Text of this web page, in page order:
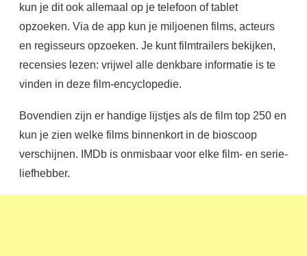
kun je dit ook allemaal op je telefoon of tablet
opzoeken. Via de app kun je miljoenen films, acteurs
en regisseurs opzoeken. Je kunt filmtrailers bekijken,
recensies lezen: vrijwel alle denkbare informatie is te
vinden in deze film-encyclopedie.
Bovendien zijn er handige lijstjes als de film top 250 en
kun je zien welke films binnenkort in de bioscoop
verschijnen. IMDb is onmisbaar voor elke film- en serie-
liefhebber.